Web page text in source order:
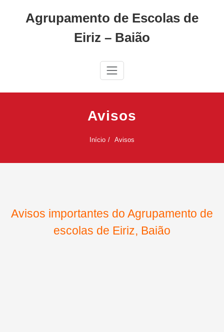
Agrupamento de Escolas de
Eiriz – Baião
Avisos
Início Avisos
Avisos importantes do Agrupamento de
escolas de Eiriz, Baião